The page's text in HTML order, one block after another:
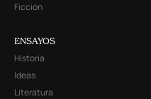
Ficción
ENSAYOS
Historia
Ideas
Literatura